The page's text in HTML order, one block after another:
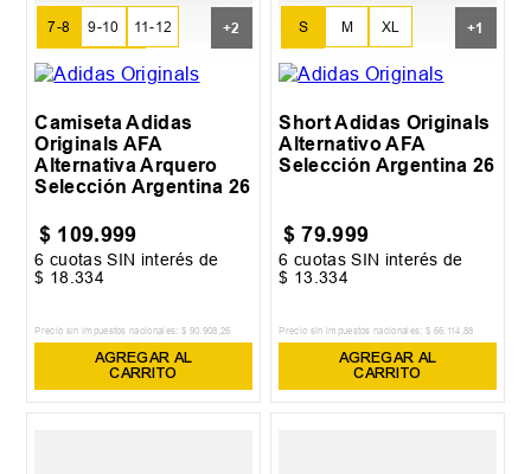
7-8 9-10 11-12
13-14 15-16
+2
Camiseta Adidas
Originals AFA
Alternativa Arquero
Selección Argentina 26
$ 109.999
6 cuotas SIN interés de
$ 18 .334
Precio sin impuestos nacionales: $ 90.908 ,26
AGREGAR AL
CARRITO
S M XL
XXL
+1
Short Adidas Originals
Alternativo AFA
Selección Argentina 26
$ 79.999
6 cuotas SIN interés de
$ 13 .334
Precio sin impuestos nacionales: $ 66. 114 ,88
AGREGAR AL
CARRITO